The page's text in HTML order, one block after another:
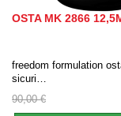
OSTA MK 2866
freedom formulation
sicuri…
90,00 €